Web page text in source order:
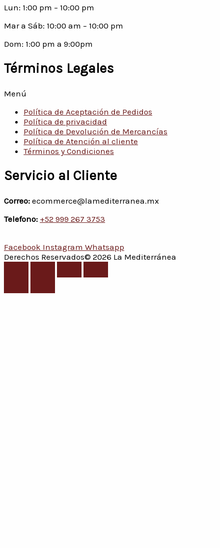
Lun: 1:00 pm – 10:00 pm
Mar a Sáb: 10:00 am – 10:00 pm
Dom: 1:00 pm a 9:00pm
Términos Legales
Menú
Política de Aceptación de Pedidos
Política de privacidad
Política de Devolución de Mercancías
Política de Atención al cliente
Términos y Condiciones
Servicio al Cliente
Correo: ecommerce@lamediterranea.mx
Telefono: +52 999 267 3753
Facebook Instagram Whatsapp
Derechos Reservados© 2026 La Mediterránea